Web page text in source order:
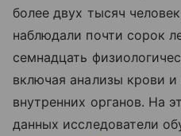
более двух тысяч
наблюдали почти сорок
семнадцать
включая анализы крови
внутренних органов. На
данных исследователи